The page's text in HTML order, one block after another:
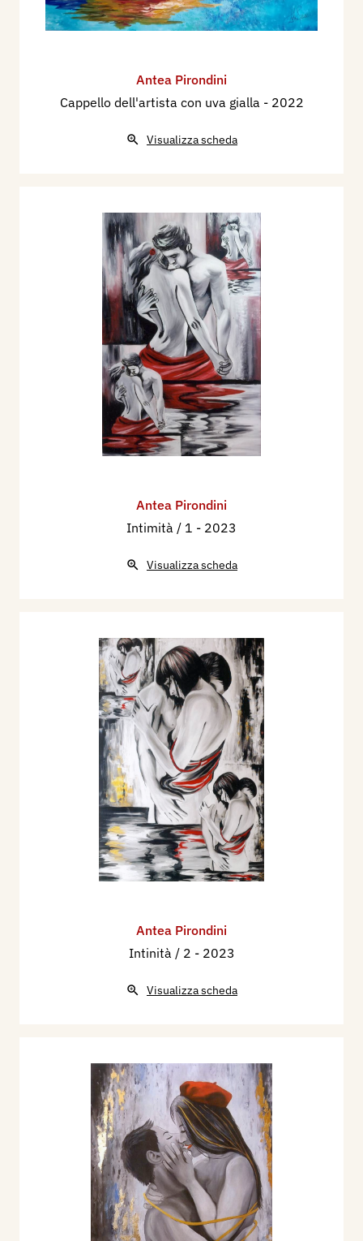
Antea Pirondini
Cappello dell'artista con uva gialla - 2022
Visualizza scheda
Antea Pirondini
Intimità / 1 - 2023
Visualizza scheda
Antea Pirondini
Intinità / 2 - 2023
Visualizza scheda